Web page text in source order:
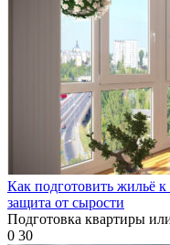
Как подготовить жильё
защита от сырости
Подготовка квартиры
0 30